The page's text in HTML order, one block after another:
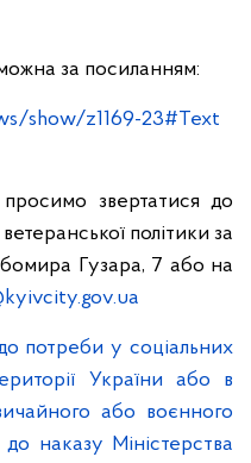
за посиланням:
show/z1169-23#Text
звертатися до
політики за
Гузара, 7 або на
потреби у соціальних
України або в
або воєнного
наказу Міністерства